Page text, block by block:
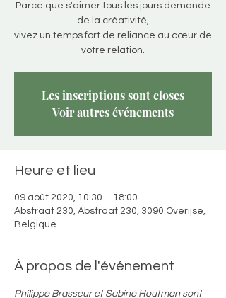
Parce que s'aimer tous les jours demande
de la créativité,
vivez un temps fort de reliance au cœur de
votre relation.
Les inscriptions sont closes
Voir autres événements
Heure et lieu
09 août 2020, 10:30 – 18:00
Abstraat 230, Abstraat 230, 3090 Overijse,
Belgique
À propos de l'événement
Philippe Brasseur et Sabine Houtman sont